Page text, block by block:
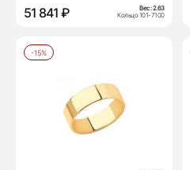
51 841 ₽ Вес:2.63
Кольцо 101-7100
-15%